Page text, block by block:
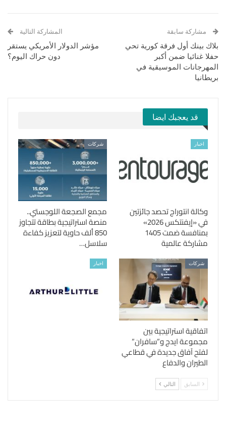
مشاركة سابقة
بلاك بينك أول فرقة كورية تحي
حفلا غنائيا ضمن أكبر
المهرجانات الموسيقية في
بريطانيا
المشاركة التالية
مؤشر الدولار الأمريكي يستقر
دون حراك اليوم؟
قد يعجبك ايضا
اخبار
وكالة انتوراج تحصد جائزتين
في «إيفنتكس 2026»
بمنافسة ضمت 1405
مشاركة عالمية
شركات
مجمع الصجعة اللوجستي..
منصة استراتيجية بطاقة تتجاوز
850 ألف حاوية لتعزيز كفاءة
سلاسل…
شركات
اتفاقية استراتيجية بين
مجموعة ايدج و”سافران”
لفتح آفاق جديدة في قطاعي
الطيران والدفاع
اخبار
السابق التالي